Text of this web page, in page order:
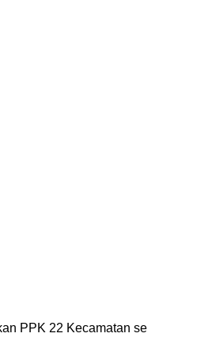
PPK 22 Kecamatan se